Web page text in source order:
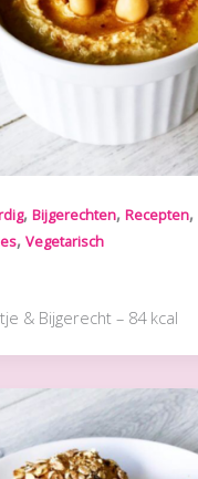
,Bijgerechten,Recepten,
,Vegetarisch
& Bijgerecht – 84 kcal